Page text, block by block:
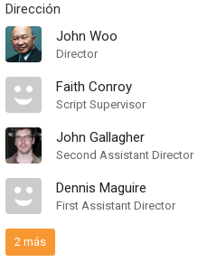
Dirección
John Woo
Director
Faith Conroy
Script Supervisor
John Gallagher
Second Assistant Director
Dennis Maguire
First Assistant Director
2 más